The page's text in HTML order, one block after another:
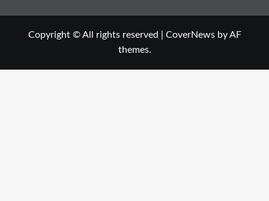
Copyright © All rights reserved CoverNewsby AF
themes.